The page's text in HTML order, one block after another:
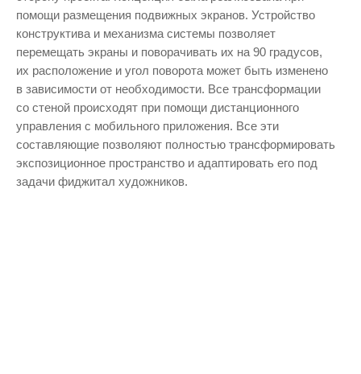
помощи размещения подвижных экранов. Устройство
конструктива и механизма системы позволяет
перемещать экраны и поворачивать их на 90 градусов,
их расположение и угол поворота может быть изменено
в зависимости от необходимости. Все трансформации
со стеной происходят при помощи дистанционного
управления с мобильного приложения. Все эти
составляющие позволяют полностью трансформировать
экспозиционное пространство и адаптировать его под
задачи фиджитал художников.